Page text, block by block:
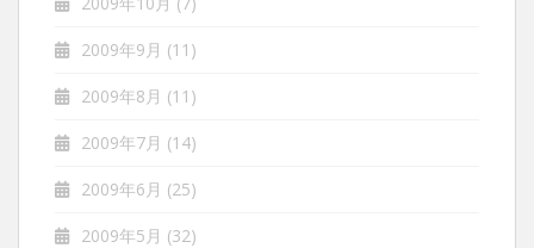
2009年9月 (11)
2009年8月 (11)
2009年7月 (14)
2009年6月 (25)
2009年5月 (32)